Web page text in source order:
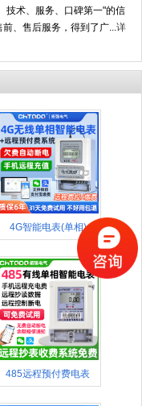
技术、服务、口碑第一"的信
、售后服务，得到了广...详
4G智能电表(单相)
485远程预付费电表